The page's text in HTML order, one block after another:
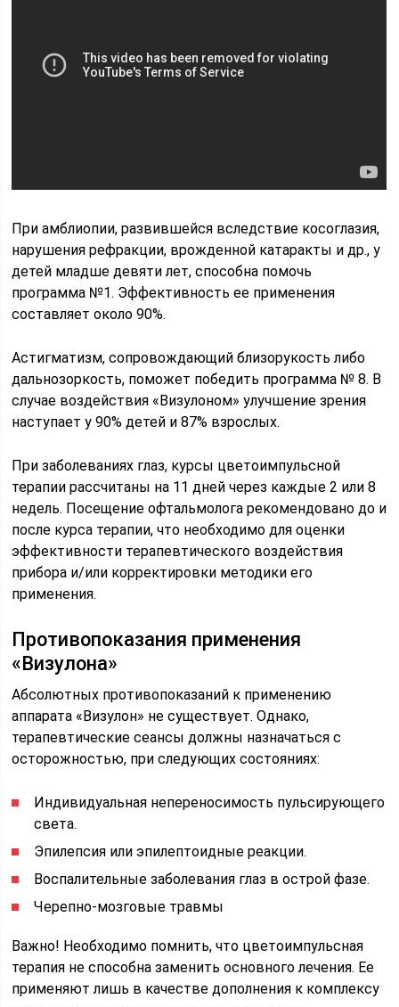
При амблиопии, развившейся вследствие косоглазия,
нарушения рефракции, врожденной катаракты и др., у
детей младше девяти лет, способна помочь
программа №1. Эффективность ее применения
составляет около 90%.
Астигматизм, сопровождающий близорукость либо
дальнозоркость, поможет победить программа № 8. В
случае воздействия «Визулоном» улучшение зрения
наступает у 90% детей и 87% взрослых.
При заболеваниях глаз, курсы цветоимпульсной
терапии рассчитаны на 11 дней через каждые 2 или 8
недель. Посещение офтальмолога рекомендовано до и
после курса терапии, что необходимо для оценки
эффективности терапевтического воздействия
прибора и/или корректировки методики его
применения.
Противопоказания применения
«Визулона»
Абсолютных противопоказаний к применению
аппарата «Визулон» не существует. Однако,
терапевтические сеансы должны назначаться с
осторожностью, при следующих состояниях:
Индивидуальная непереносимость пульсирующего
света.
Эпилепсия или эпилептоидные реакции.
Воспалительные заболевания глаз в острой фазе.
Черепно-мозговые травмы
Важно! Необходимо помнить, что цветоимпульсная
терапия не способна заменить основного лечения. Ее
применяют лишь в качестве дополнения к комплексу